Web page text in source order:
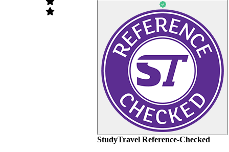
StudyTravel Reference-Checked